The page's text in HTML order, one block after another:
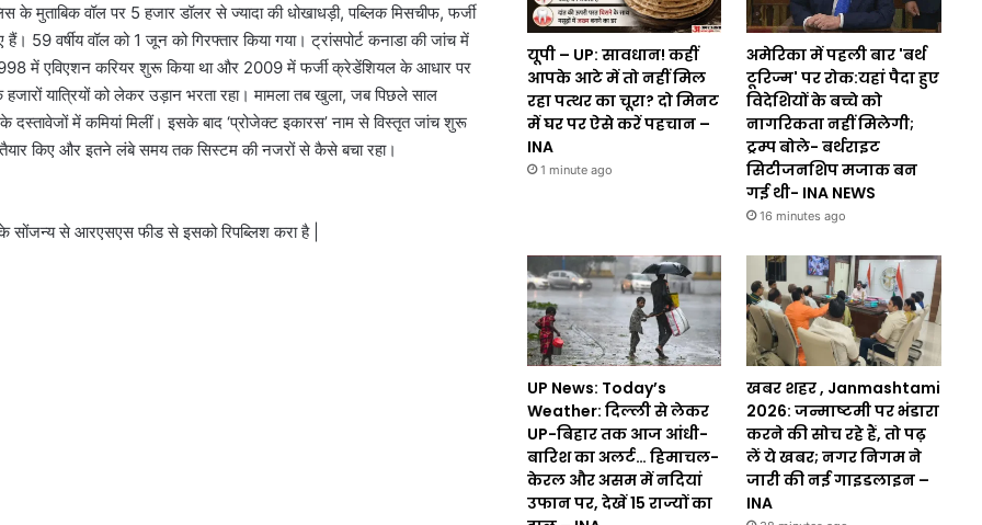
के मुताबिक वॉल पर 5 हजार डॉलर से ज्यादा की धोखाधड़ी, पब्लिक मिसचीफ, फर्जी
वर्षीय वॉल को 1 जून को गिरफ्तार किया गया। ट्रांसपोर्ट कनाडा की जांच में
में एविएशन करियर शुरू किया था और 2009 में फर्जी क्रेडेंशियल के आधार पर
यात्रियों को लेकर उड़ान भरता रहा। मामला तब खुला, जब पिछले साल
दस्तावेजों में कमियां मिलीं। इसके बाद ‘प्रोजेक्ट इकारस’ नाम से विस्तृत जांच शुरू
किए और इतने लंबे समय तक सिस्टम की नजरों से कैसे बचा रहा।
से आरएसएस फीड से इसको रिपब्लिश करा है |
यूपी – UP: सावधान! कहीं
आपके आटे में तो नहीं मिल
रहा पत्थर का चूरा? दो मिनट
में घर पर ऐसे करें पहचान –
INA
1 minute ago
अमेरिका में पहली बार 'बर्थ
टूरिज्म' पर रोक:यहां पैदा हुए
विदेशियों के बच्चे को
नागरिकता नहीं मिलेगी;
ट्रम्प बोले- बर्थराइट
सिटीजनशिप मजाक बन
गई थी- INA NEWS
16 minutes ago
UP News: Today’s
Weather: दिल्ली से लेकर
UP-बिहार तक आज आंधी-
बारिश का अलर्ट… हिमाचल-
केरल और असम में नदियां
उफान पर, देखें 15 राज्यों का
खबर शहर , Janmashtami
2026: जन्माष्टमी पर भंडारा
करने की सोच रहे हैं, तो पढ़
लें ये खबर; नगर निगम ने
जारी की नई गाइडलाइन –
INA